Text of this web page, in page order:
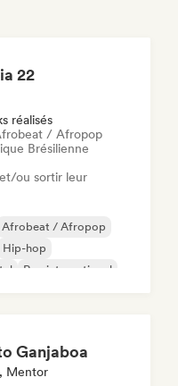
22
réalisés
/ Afropop
Brésilienne
ou sortir leur
Afrobeat / Afropop
Hip-hop
Rap international
Ganjaboa
Mentor